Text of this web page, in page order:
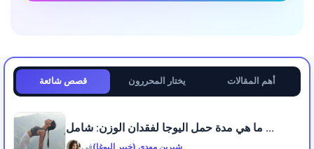
قصص شائعة يختار المحررون أهم المقالات
ما هي مدة حمل اليوجا لفقدان الوزن: شامل ...
فيشيرين مهدي (خبير اليوغا)